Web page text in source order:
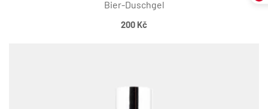
Bier-Duschgel
200 Kč